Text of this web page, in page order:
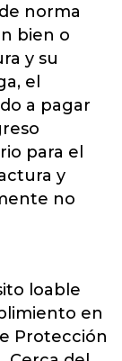
norma
bien o
y su
el
a pagar
para el
y
no
loable
en
Protección